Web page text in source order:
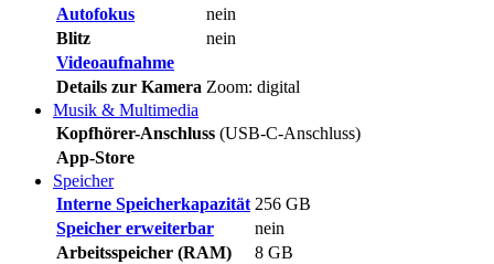
Autofokus
nein
Blitz
nein
Videoaufnahme
Details zur Kamera Zoom: digital
Musik & Multimedia
Kopfhörer-Anschluss (USB-C-Anschluss)
App-Store
Speicher
Interne Speicherkapazität 256 GB
Speicher erweiterbar
nein
Arbeitsspeicher (RAM)
8 GB